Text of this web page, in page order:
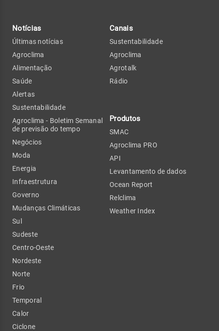
Notícias
Últimas notícias
Agroclima
Alimentação
Saúde
Alertas
Sustentabilidade
Agroclima - Boletim Semanal
de previsão do tempo
Negócios
Moda
Energia
Infraestrutura
Governo
Mudanças Climáticas
Sul
Sudeste
Centro-Oeste
Nordeste
Norte
Frio
Temporal
Calor
Ciclone
Canais
Sustentabilidade
Agroclima
Agrotalk
Rádio
Produtos
SMAC
Agroclima PRO
API
Levantamento de dados
Ocean Report
Relclima
Weather Index